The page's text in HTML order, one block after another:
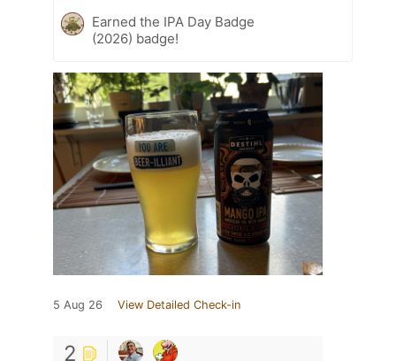
Earned the IPA Day Badge
(2026) badge!
5 Aug 26 View Detailed Check-in
2